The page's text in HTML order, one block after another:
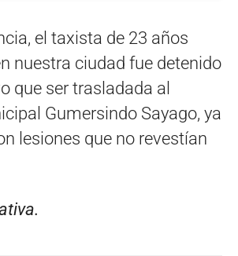
el taxista de 23 años
nuestra ciudad fue detenido
que ser trasladada al
Gumersindo Sayago, ya
lesiones que no revestían